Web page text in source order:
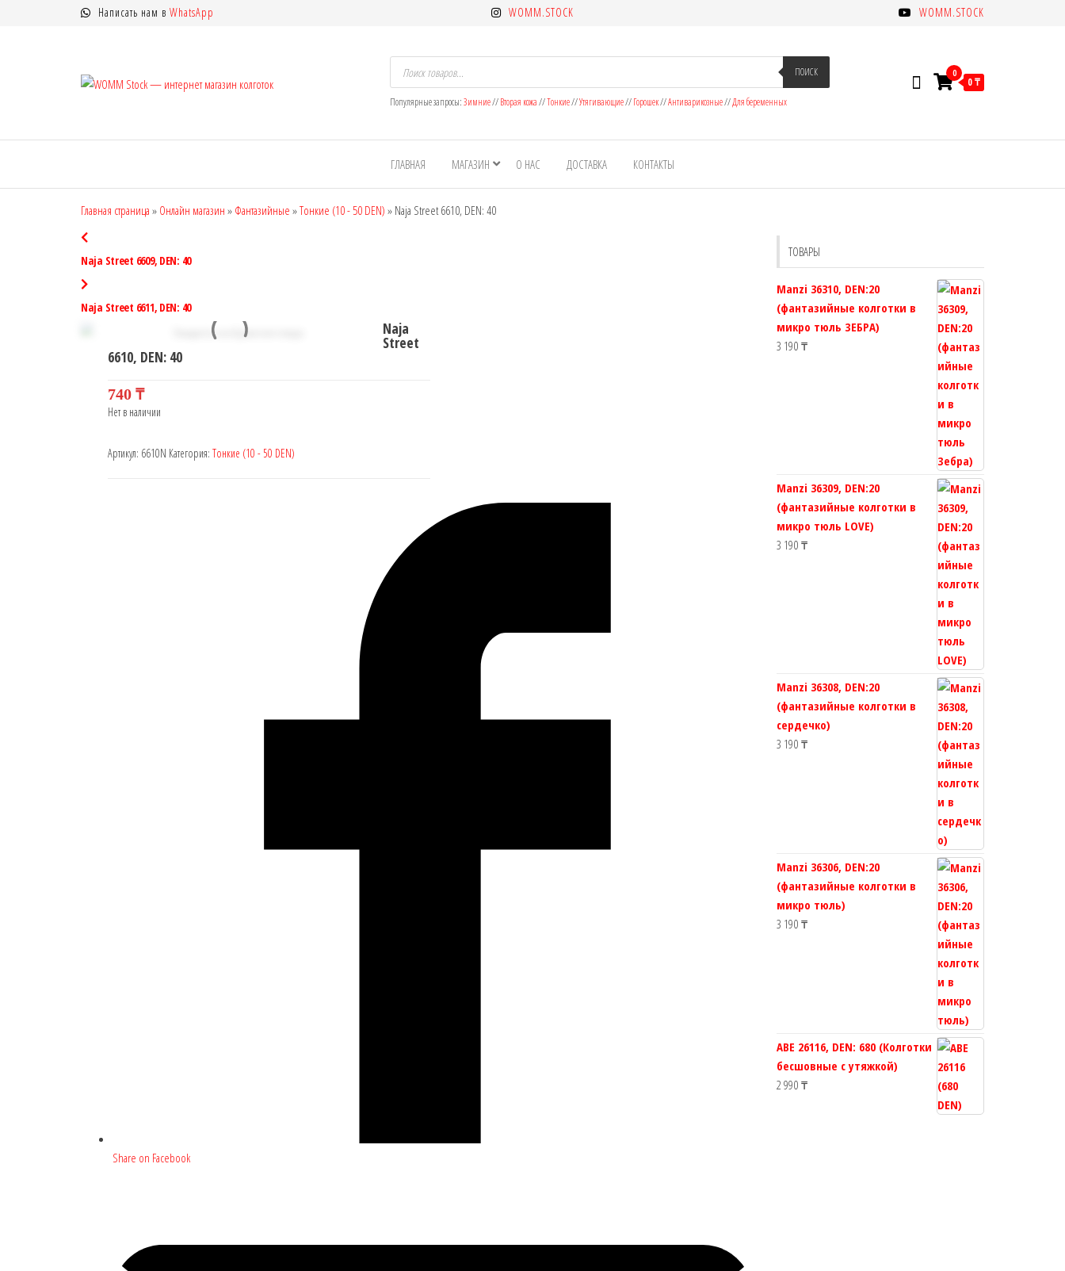
Написать нам в WhatsApp WOMM.STOCK WOMM.STOCK
интернет
колготок
Поиск
товаров ПОИСК
Популярные запросы:Зимние//Вторая кожа//Тонкие//Утягивающие//Горошек//Антиварикозные//Для беременных
0
0 ₸
ГЛАВНАЯ МАГАЗИН О НАС ДОСТАВКА КОНТАКТЫ
Главная страница » Онлайн магазин » Фантазийные »Тонкие (10 - 50 DEN) » Naja Street 6610, DEN: 40
Naja Street 6609, DEN: 40
Naja Street 6611, DEN: 40
Naja
Street
6610, DEN: 40
740 ₸
Нет в наличии
Артикул: 6610N Категория: Тонкие (10 - 50 DEN)
Share on Facebook
ТОВАРЫ
Manzi 36310, DEN:20
(фантазийные колготки в
микро тюль ЗЕБРА)
3 190 ₸
Manzi 36309, DEN:20
(фантазийные колготки в
микро тюль LOVE)
3 190 ₸
Manzi 36308, DEN:20
(фантазийные колготки в
сердечко)
3 190 ₸
Manzi 36306, DEN:20
(фантазийные колготки в
микро тюль)
3 190 ₸
ABE 26116, DEN: 680 (Колготки
бесшовные с утяжкой)
2 990 ₸